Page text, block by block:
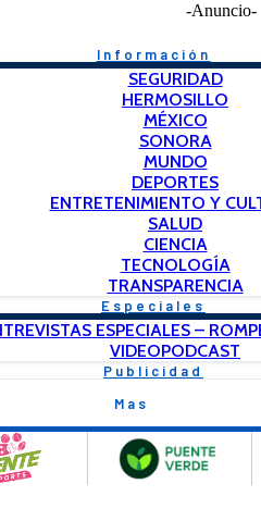
-Anuncio-
Información
SEGURIDAD
HERMOSILLO
MÉXICO
SONORA
MUNDO
DEPORTES
ENTRETENIMIENTO Y
SALUD
CIENCIA
TECNOLOGÍA
TRANSPARENCIA
Especiales
ESPECIALES –
VIDEOPODCAST
Publicidad
Mas